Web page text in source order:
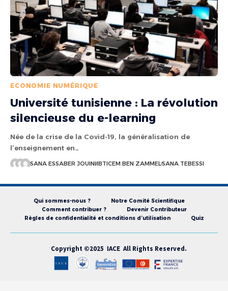
ECONOMIE NUMÉRIQUE
Université tunisienne : La révolution
silencieuse du e-learning
Née de la crise de la Covid-19, la généralisation de
l’enseignement en…
SANA ESSABER JOUINIIBTICEM BEN ZAMMELSANA TEBESSI
Qui sommes-nous ?
Notre Comité Scientifique
Comment contribuer ?
Devenir Contributeur
Règles de confidentialité et conditions d’utilisation
Quiz
Copyright ©2025 IACE All Rights Reserved.